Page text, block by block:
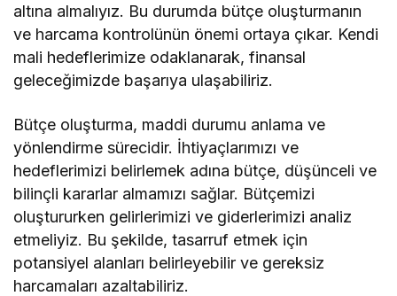
altına almalıyız. Bu durumda bütçe oluşturmanın
ve harcama kontrolünün önemi ortaya çıkar. Kendi
mali hedeflerimize odaklanarak, finansal
geleceğimizde başarıya ulaşabiliriz.
Bütçe oluşturma, maddi durumu anlama ve
yönlendirme sürecidir. İhtiyaçlarımızı ve
hedeflerimizi belirlemek adına bütçe, düşünceli ve
bilinçli kararlar almamızı sağlar. Bütçemizi
oluştururken gelirlerimizi ve giderlerimizi analiz
etmeliyiz. Bu şekilde, tasarruf etmek için
potansiyel alanları belirleyebilir ve gereksiz
harcamaları azaltabiliriz.